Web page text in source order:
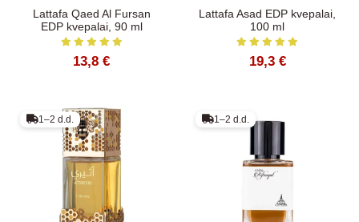
Lattafa Qaed Al Fursan
EDP kvepalai, 90 ml
13,8 €
Lattafa Asad EDP kvepalai,
100 ml
19,3 €
1–2 d.d. 1–2 d.d.